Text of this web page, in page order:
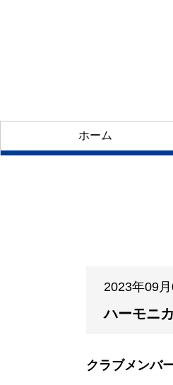
ホーム
2023年09
ハーモニ
クラブメンバ